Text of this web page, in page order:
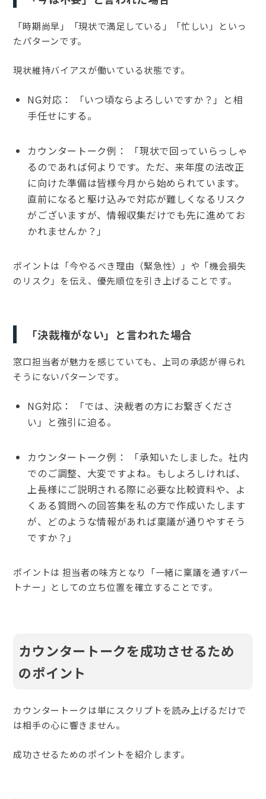
「時期尚早」「現状で満足している」「忙しい」といっ
たパターンです。
現状維持バイアスが働いている状態です。
NG対応： 「いつ頃ならよろしいですか？」と相
手任せにする。
カウンタートーク例： 「現状で回っていらっしゃ
るのであれば何よりです。ただ、来年度の法改正
に向けた準備は皆様今月から始められています。
直前になると駆け込みで対応が難しくなるリスク
がございますが、情報収集だけでも先に進めてお
かれませんか？」
ポイントは「今やるべき理由（緊急性）」や「機会損失
のリスク」を伝え、優先順位を引き上げることです。
「決裁権がない」と言われた場合
窓口担当者が魅力を感じていても、上司の承認が得られ
そうにないパターンです。
NG対応： 「では、決裁者の方にお繋ぎくださ
い」と強引に迫る。
カウンタートーク例： 「承知いたしました。社内
でのご調整、大変ですよね。もしよろしければ、
上長様にご説明される際に必要な比較資料や、よ
くある質問への回答集を私の方で作成いたします
が、どのような情報があれば稟議が通りやすそう
ですか？」
ポイントは 担当者の味方となり「一緒に稟議を通すパー
トナー」としての立ち位置を確立することです。
カウンタートークを成功させるため
のポイント
カウンタートークは単にスクリプトを読み上げるだけで
は相手の心に響きません。
成功させるためのポイントを紹介します。